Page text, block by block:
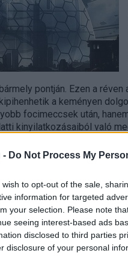
- Do Not Process My
wish to opt-out of the sale,
information for targeted
your selection. Please note
seeing interest-based ads
disclosed to third parties
disclosure of your personal
pontján. Ezen a
a keményen
focimeccsek után,
kinyilatkozásaiból való
koncentráció közben
TOVÁBB